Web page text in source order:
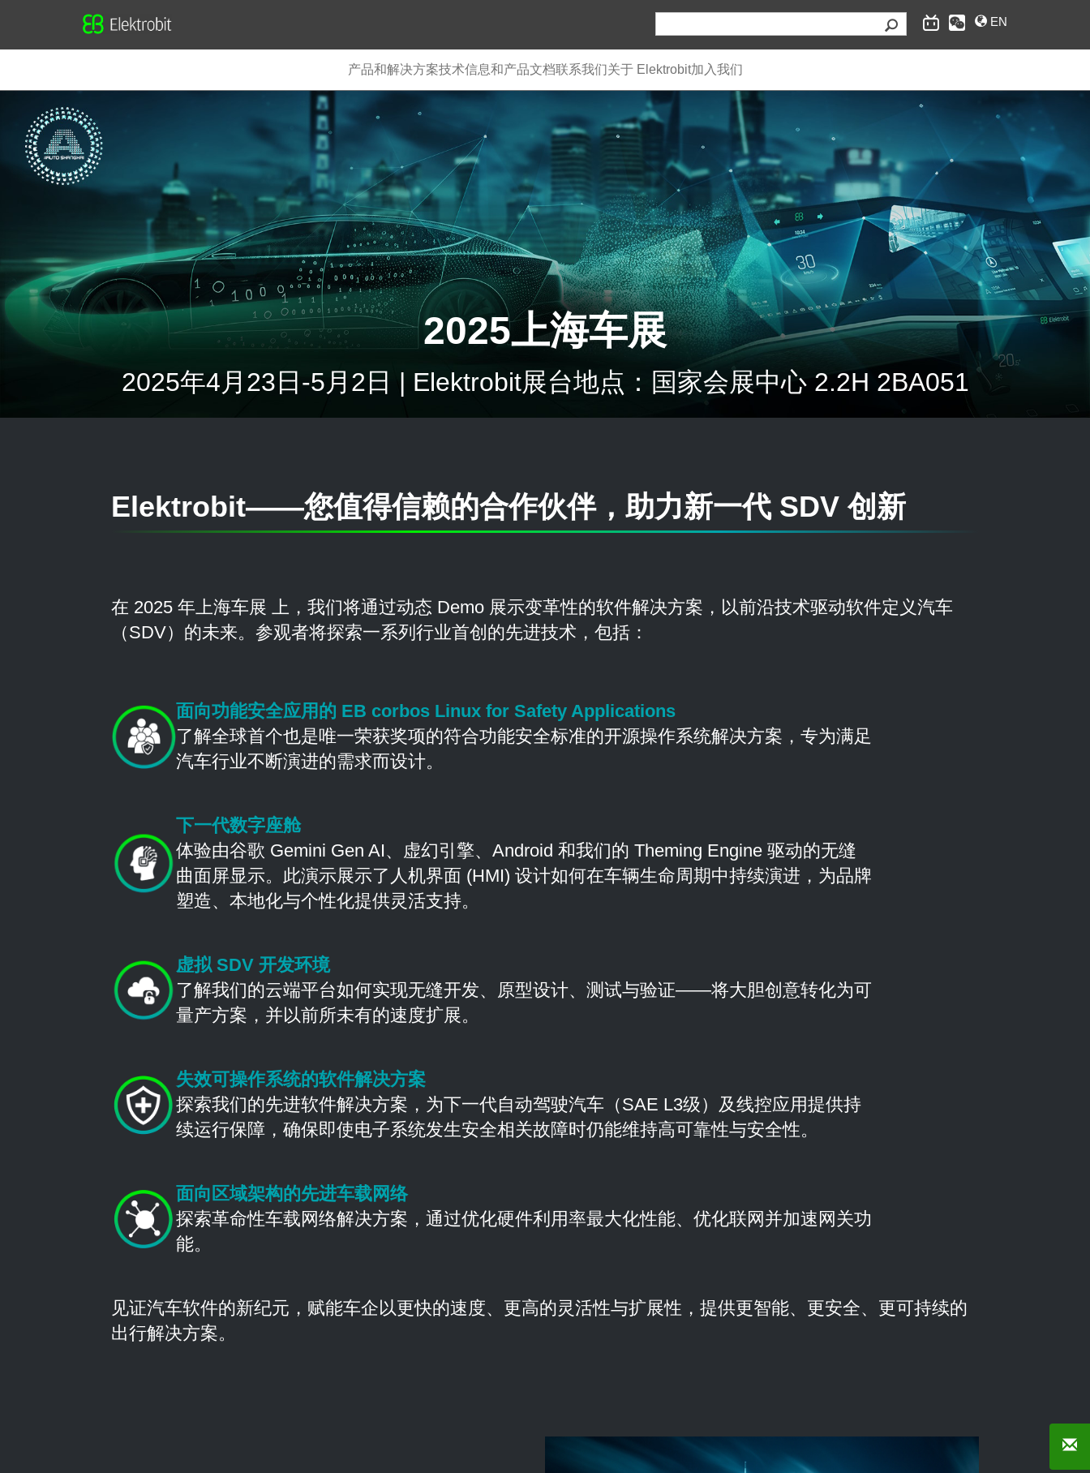
EN
产品和解决方案技术信息和产品文档联系我们关于 Elektrobit加入我们
2025上海车展
2025年4月23日-5月2日 | Elektrobit展台地点：国家会展中心 2.2H 2BA051
Elektrobit——您值得信赖的合作伙伴，助力新一代 SDV 创新
在 2025 年上海车展 上，我们将通过动态 Demo 展示变革性的软件解决方案，以前沿技术驱动软件定义汽车
（SDV）的未来。参观者将探索一系列行业首创的先进技术，包括：
面向功能安全应用的 EB corbos Linux for Safety Applications
了解全球首个也是唯一荣获奖项的符合功能安全标准的开源操作系统解决方案，专为满足
汽车行业不断演进的需求而设计。
下一代数字座舱
体验由谷歌 Gemini Gen AI、虚幻引擎、Android 和我们的 Theming Engine 驱动的无缝
曲面屏显示。此演示展示了人机界面 (HMI) 设计如何在车辆生命周期中持续演进，为品牌
塑造、本地化与个性化提供灵活支持。
虚拟 SDV 开发环境
了解我们的云端平台如何实现无缝开发、原型设计、测试与验证——将大胆创意转化为可
量产方案，并以前所未有的速度扩展。
失效可操作系统的软件解决方案
探索我们的先进软件解决方案，为下一代自动驾驶汽车（SAE L3级）及线控应用提供持
续运行保障，确保即使电子系统发生安全相关故障时仍能维持高可靠性与安全性。
面向区域架构的先进车载网络
探索革命性车载网络解决方案，通过优化硬件利用率最大化性能、优化联网并加速网关功
能。
见证汽车软件的新纪元，赋能车企以更快的速度、更高的灵活性与扩展性，提供更智能、更安全、更可持续的
出行解决方案。